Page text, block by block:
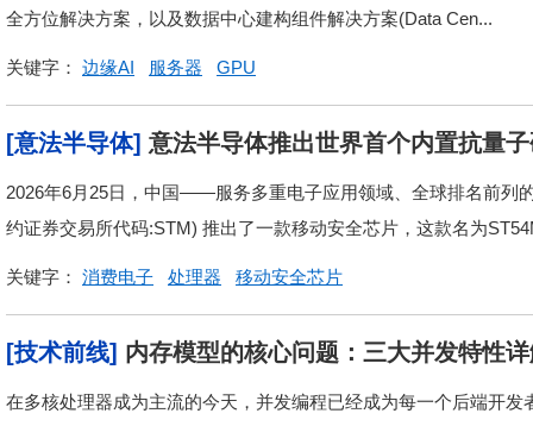
全方位解决方案，以及数据中心建构组件解决方案(Data Cen...
关键字： 边缘AI 服务器 GPU
[意法半导体] 意法半导体推出世界首个内置抗量
M，为下一代互联服务保驾护航
2026年6月25日，中国——服务多重电子应用领域、全球排名前列
约证券交易所代码:STM) 推出了一款移动安全芯片，这款名为
关键字： 消费电子 处理器 移动安全芯片
[技术前线] 内存模型的核心问题：三大并发特性
在多核处理器成为主流的今天，并发编程已经成为每一个后端开